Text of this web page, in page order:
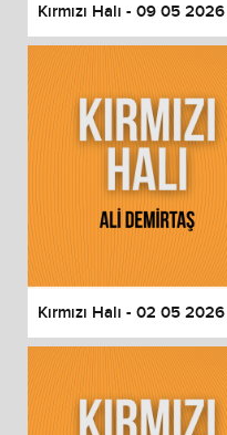
Kırmızı Halı - 09 05 2026
Kırmızı Halı - 02 05 2026